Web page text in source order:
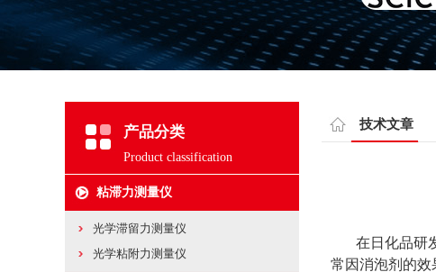
产品分类
Product classification
粘滞力测量仪
光学滞留力测量仪
光学粘附力测量仪
技术文章
在日化品研发
常因消泡剂的